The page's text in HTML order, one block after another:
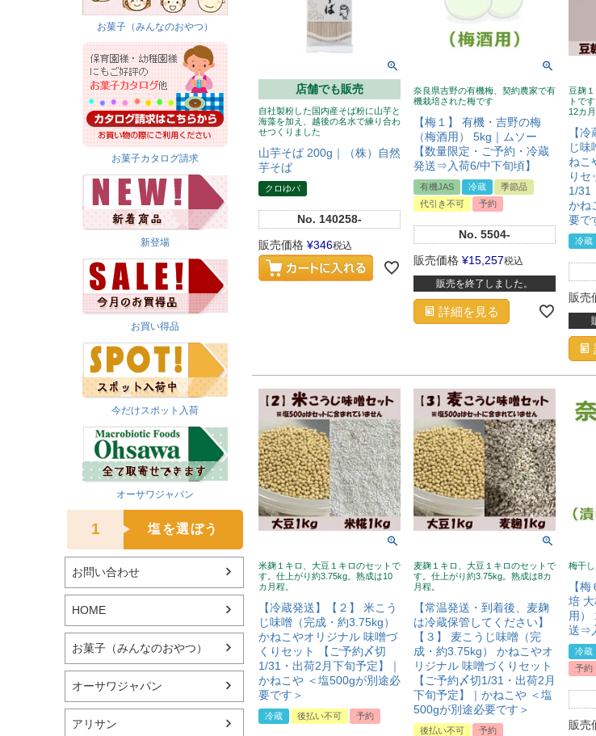
お菓子（みんなのおやつ）
お菓子カタログ請求
新登場
お買い得品
今だけスポット入荷
オーサワジャパン
1 塩を選ぼう
お問い合わせ
HOME
お菓子（みんなのおやつ）
オーサワジャパン
アリサン
店舗でも販売
自社製粉した国内産そば粉に山芋と
海藻を加え、越後の名水で練り合わ
せつくりました
山芋そば 200g｜（株）自然
芋そば
クロゆパ
No. 140258-
販売価格 ¥346税込
奈良県吉野の有機梅、契約農家で有
機栽培された梅です
【梅１】 有機・吉野の梅
（梅酒用） 5kg｜ムソー
【数量限定・ご予約・冷蔵
発送⇒入荷6/中下旬頃】
有機JAS 冷蔵
季節品
代引き不可
予約
No. 5504-
販売価格 ¥15,257税込
販売を終了しました。
詳細を見る
豆麹
トで
12カ月
【
じ味
ねこ
りセ
1/31
かね
要で
冷蔵
販売
米麹１キロ、大豆１キロのセットで
す。仕上がり約3.75kg。熟成は10
カ月程。
【冷蔵発送】【２】 米こう
じ味噌（完成・約3.75kg）
かねこやオリジナル 味噌づ
くりセット 【ご予約〆切
1/31・出荷2月下旬予定】｜
かねこや ＜塩500gが別途必
要です＞
冷蔵 後払い不可 予約
麦麹１キロ、大豆１キロのセットで
す。仕上がり約3.75kg。熟成は8カ
月程。
【常温発送・到着後、麦麹
は冷蔵保管してください】
【３】 麦こうじ味噌（完
成・約3.75kg） かねこやオ
リジナル 味噌づくりセット
【ご予約〆切1/31・出荷2月
下旬予定】｜かねこや ＜塩
500gが別途必要です＞
後払い不可 予約
梅干
【
培
用）
送⇒
冷蔵
予約
販売